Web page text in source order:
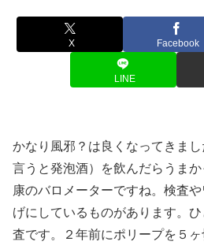
X Facebook
LINE
かなり風邪？は良くなってきま
言うと発泡酒）を飲んだらうま
康のバロメーターですね。検査
げにしているものがあります。
査です。２年前にポリープを５